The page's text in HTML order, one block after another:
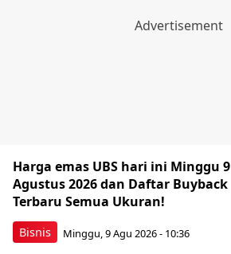
Bisnis
Harga emas UBS hari ini Minggu 9
Agustus 2026 dan Daftar Buyback
Terbaru Semua Ukuran!
Minggu, 9 Agu 2026 - 10:36